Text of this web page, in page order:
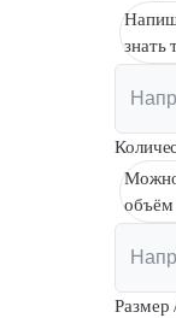
знать
Можно
объём
Размер